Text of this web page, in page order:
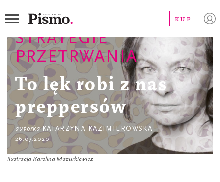
KUP
STRATEGIE
PRZETRWANIA
To lęk robi z nas
preppersów
autorka KATARZYNA KAZIMIEROWSKA
26.07.2020
ilustracja Karolina Mazurkiewicz